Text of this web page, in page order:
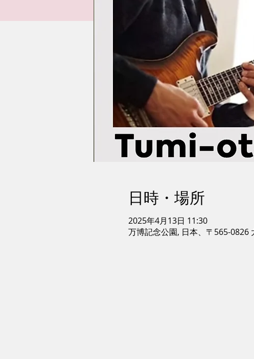
日時・場所
2025年4月13日 11:30
万博記念公園, 日本、〒565-0826